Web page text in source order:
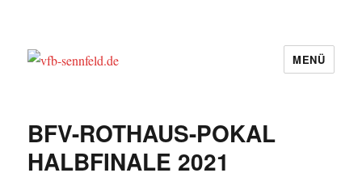
MENÜ
BFV-ROTHAUS-POKAL
HALBFINALE 2021